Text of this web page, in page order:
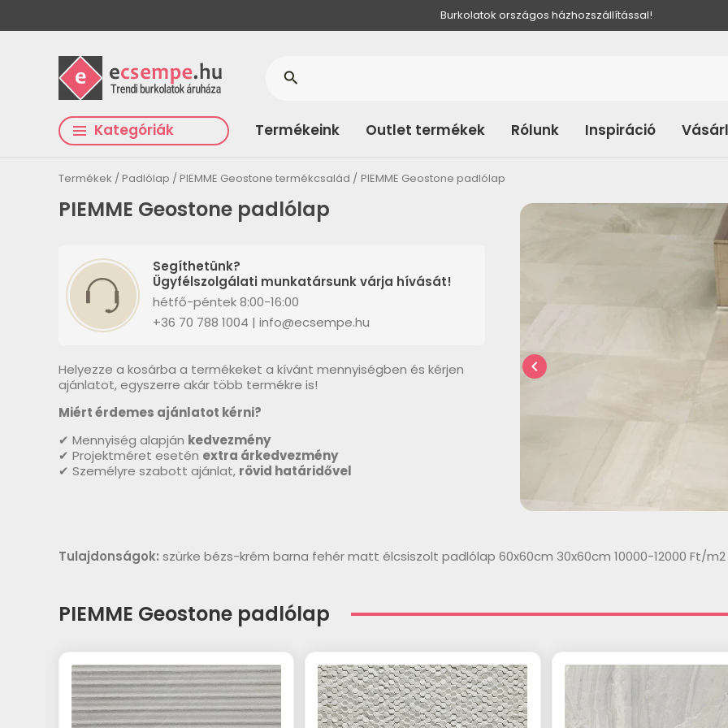
Burkolatok országos házhozszállítással!
Kategóriák Termékeink Outlet termékek Rólunk Inspiráció
search
Termékek Padlólap PIEMME Geostone termékcsalád PIEMME Geostone padlólap
PIEMME Geostone padlólap
Segíthetünk?
Ügyfélszolgálati munkatársunk várja hívását!
hétfő-péntek 8:00-16:00
+36 70 788 1004 | info@ecsempe.hu
Helyezze a kosárba a termékeket a kívánt mennyiségben és kérjen
ajánlatot, egyszerre akár több termékre is!
Miért érdemes ajánlatot kérni?
✔ Mennyiség alapján kedvezmény
✔ Projektméret esetén extra árkedvezmény
✔ Személyre szabott ajánlat, rövid határidővel
chevron_left
Tulajdonságok: szürke bézs-krém barna fehér matt élcsiszolt padlólap 60x60cm 30x60cm 10000-12000 Ft/m2
PIEMME Geostone padlólap